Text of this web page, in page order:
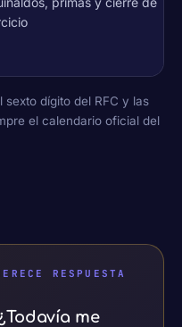
dígito del RFC y las
el calendario oficial del
RESPUESTA
me